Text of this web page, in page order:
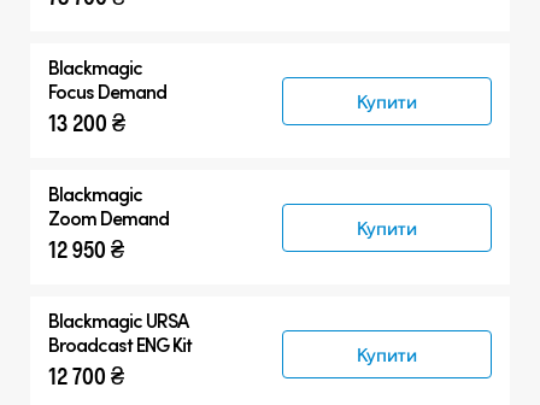
Blackmagic
Focus Demand
13 200 ₴
Купити
Blackmagic
Zoom Demand
12 950 ₴
Купити
Blackmagic URSA
Broadcast ENG Kit
12 700 ₴
Купити